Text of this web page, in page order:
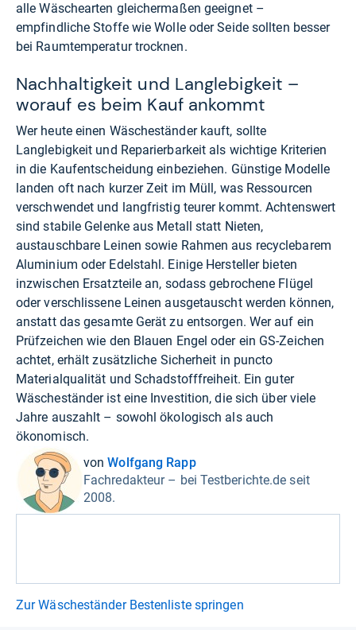
alle Wäschearten gleichermaßen geeignet –
empfindliche Stoffe wie Wolle oder Seide sollten besser
bei Raumtemperatur trocknen.
Nachhaltigkeit und Langlebigkeit –
worauf es beim Kauf ankommt
Wer heute einen Wäscheständer kauft, sollte
Langlebigkeit und Reparierbarkeit als wichtige Kriterien
in die Kaufentscheidung einbeziehen. Günstige Modelle
landen oft nach kurzer Zeit im Müll, was Ressourcen
verschwendet und langfristig teurer kommt. Achtenswert
sind stabile Gelenke aus Metall statt Nieten,
austauschbare Leinen sowie Rahmen aus recyclebarem
Aluminium oder Edelstahl. Einige Hersteller bieten
inzwischen Ersatzteile an, sodass gebrochene Flügel
oder verschlissene Leinen ausgetauscht werden können,
anstatt das gesamte Gerät zu entsorgen. Wer auf ein
Prüfzeichen wie den Blauen Engel oder ein GS-Zeichen
achtet, erhält zusätzliche Sicherheit in puncto
Materialqualität und Schadstofffreiheit. Ein guter
Wäscheständer ist eine Investition, die sich über viele
Jahre auszahlt – sowohl ökologisch als auch
ökonomisch.
vonWolfgang Rapp
Fachredakteur – bei Testberichte.de seit
2008.
Zur Wäscheständer Bestenliste springen